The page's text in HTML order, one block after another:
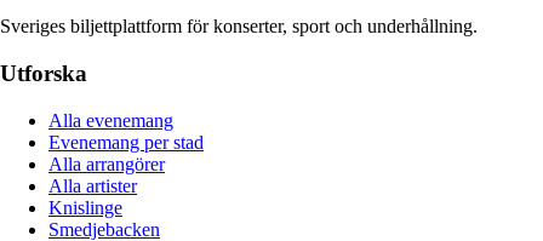
Sveriges biljettplattform för konserter, sport och underhållning.
Utforska
Alla evenemang
Evenemang per stad
Alla arrangörer
Alla artister
Knislinge
Smedjebacken